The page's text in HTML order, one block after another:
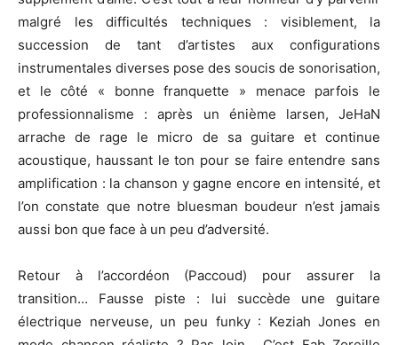
malgré les difficultés techniques : visiblement, la
succession de tant d’artistes aux configurations
instrumentales diverses pose des soucis de sonorisation,
et le côté « bonne franquette » menace parfois le
professionnalisme : après un énième larsen, JeHaN
arrache de rage le micro de sa guitare et continue
acoustique, haussant le ton pour se faire entendre sans
amplification : la chanson y gagne encore en intensité, et
l’on constate que notre bluesman boudeur n’est jamais
aussi bon que face à un peu d’adversité.
Retour à l’accordéon (Paccoud) pour assurer la
transition… Fausse piste : lui succède une guitare
électrique nerveuse, un peu funky : Keziah Jones en